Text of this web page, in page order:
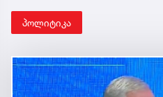
პოლიტიკა